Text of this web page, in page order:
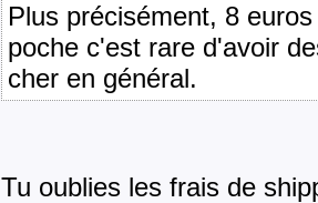
Plus précisément, 8
poche c'est rare d'avoir
cher en général.
Tu oublies les frais de